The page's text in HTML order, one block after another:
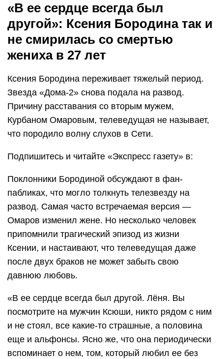
«В ее сердце всегда был
другой»: Ксения Бородина так и
не смирилась со смертью
жениха в 27 лет
Ксения Бородина переживает тяжелый период.
Звезда «Дома-2» снова подала на развод.
Причину расставания со вторым мужем,
Курбаном Омаровым, телеведущая не называет,
что породило волну слухов в Сети.
Подпишитесь и читайте «Экспресс газету» в:
Поклонники Бородиной обсуждают в фан-
пабликах, что могло толкнуть телезвезду на
развод. Самая часто встречаемая версия —
Омаров изменил жене. Но несколько человек
припомнили трагический эпизод из жизни
Ксении, и настаивают, что телеведущая даже
после двух браков не может забыть свою
давнюю любовь.
«В ее сердце всегда был другой. Лёня. Вы
посмотрите на мужчин Ксюши, никто рядом с ним
и не стоял, все какие-то страшные, а половина
еще и альфонсы. Ясно же, что она периодически
вспоминает о нем, том, который любил ее без